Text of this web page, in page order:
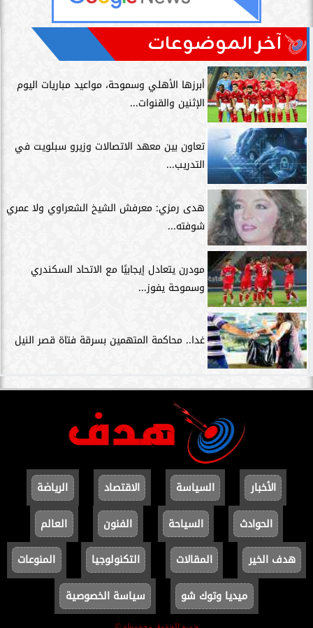
آخر الموضوعات
أبرزها الأهلي وسموحة، مواعيد مباريات اليوم
الإثنين والقنوات...
تعاون بين معهد الاتصالات وزيرو سبلويت في
التدريب...
هدى رمزي: معرفش الشيخ الشعراوي ولا عمري
شوفته...
مودرن يتعادل إيجابيًا مع الاتحاد السكندري
وسموحة يفوز...
غدا.. محاكمة المتهمين بسرقة فتاة قصر النيل
الأخبار السياسة الاقتصاد
الرياضة
الحوادث
السياحة الفنون
العالم
هدف الخير
المقالات التكنولوجيا
المنوعات
ميديا وتوك شو
سياسة الخصوصية